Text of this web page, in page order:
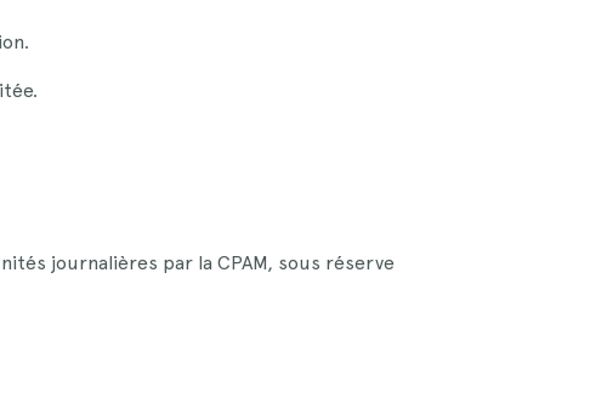
journalières par la CPAM, sous réserve